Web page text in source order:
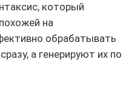
который
на
обрабатывать
а генерируют их по